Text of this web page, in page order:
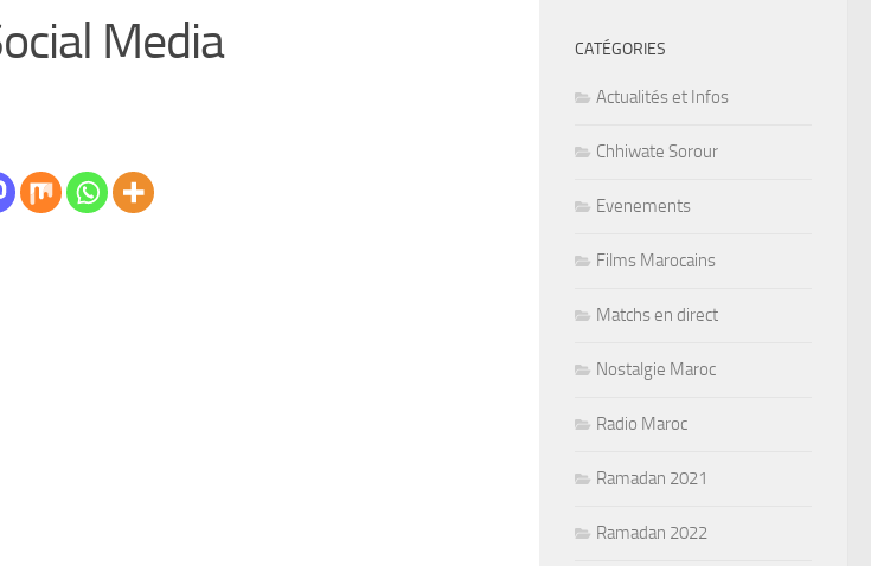
Media
CATÉGORIES
Actualités et Infos
Chhiwate Sorour
Evenements
Films Marocains
Matchs en direct
Nostalgie Maroc
Radio Maroc
Ramadan 2021
Ramadan 2022